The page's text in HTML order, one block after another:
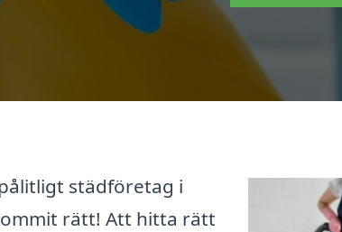
städföretag i
rätt! Att hitta rätt